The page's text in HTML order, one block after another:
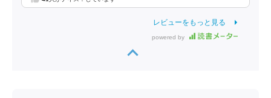
レビューをもっと見る
powered by